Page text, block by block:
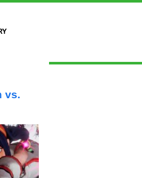
vs.